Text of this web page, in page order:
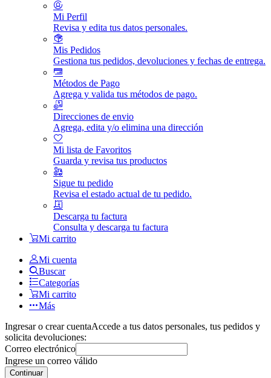
Mi Perfil
Revisa y edita tus datos personales.
Mis Pedidos
Gestiona tus pedidos, devoluciones y fechas de entrega.
Métodos de Pago
Agrega y valida tus métodos de pago.
Direcciones de envio
Agrega, edita y/o elimina una dirección
Mi lista de Favoritos
Guarda y revisa tus productos
Sigue tu pedido
Revisa el estado actual de tu pedido.
Descarga tu factura
Consulta y descarga tu factura
Mi carrito
Mi cuenta
Buscar
Categorías
Mi carrito
Más
Ingresar o crear cuentaAccede a tus datos personales, tus pedidos y
solicita devoluciones:
Correo electrónico
Ingrese un correo válido
Continuar